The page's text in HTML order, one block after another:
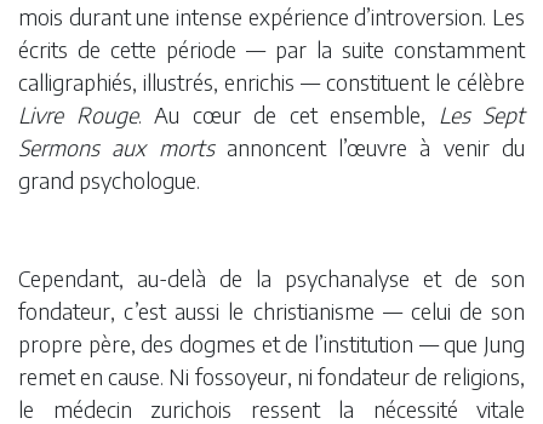
mois durant une intense expérience d’introversion. Les
écrits de cette période — par la suite constamment
calligraphiés, illustrés, enrichis — constituent le célèbre
Livre Rouge. Au cœur de cet ensemble,
Les Sept
Sermons aux mortsannoncent l’œuvre à venir du
grand psychologue.
Cependant, au-delà de la psychanalyse et de son
fondateur, c’est aussi le christianisme — celui de son
propre père, des dogmes et de l’institution — que Jung
remet en cause. Ni fossoyeur, ni fondateur de religions,
le médecin zurichois ressent la nécessité vitale